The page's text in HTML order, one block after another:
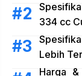
334 cc
Lebih
Harga